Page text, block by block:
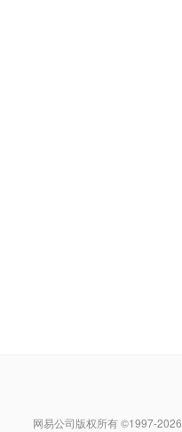
网易公司版权所有 ©1997-2026